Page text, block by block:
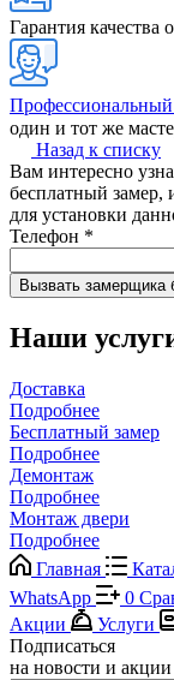
Гарантия качества
Профессиональный
один и тот же
Назад к списку
Вам интересно
бесплатный замер,
для установки
Телефон *
Наши
Доставка
Подробнее
Бесплатный замер
Подробнее
Демонтаж
Подробнее
Монтаж двери
Подробнее
Главная
WhatsApp
0
Акции
Услуги
Подписаться
на новости и акции